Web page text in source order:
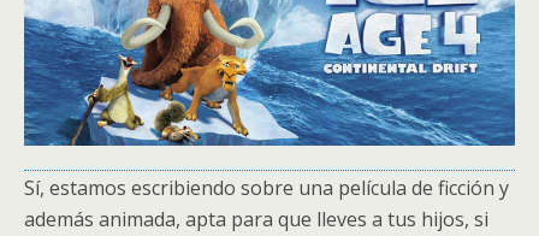
Sí, estamos escribiendo sobre una película de ficción y
además animada, apta para que lleves a tus hijos, si